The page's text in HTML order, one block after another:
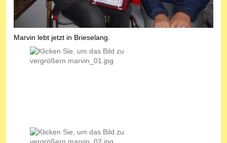
Marvin lebt jetzt in Brieselang.